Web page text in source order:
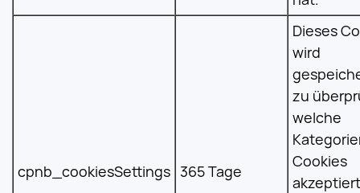
cpnb_cookiesSettings 365 Tage
Dieses
wird
zu
welche
Cookies